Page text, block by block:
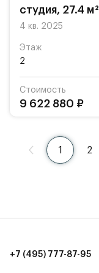
студия, 27.4 м²
4 кв. 2025
Этаж
2
Стоимость
9 622 880 ₽
1 2
+7 (495) 777-87-95